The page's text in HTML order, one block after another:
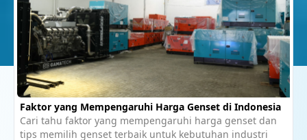
Artikel Terbaru
Faktor yang Mempengaruhi Harga Genset di Indonesia
Cari tahu faktor yang mempengaruhi harga genset dan
tips memilih genset terbaik untuk kebutuhan industri